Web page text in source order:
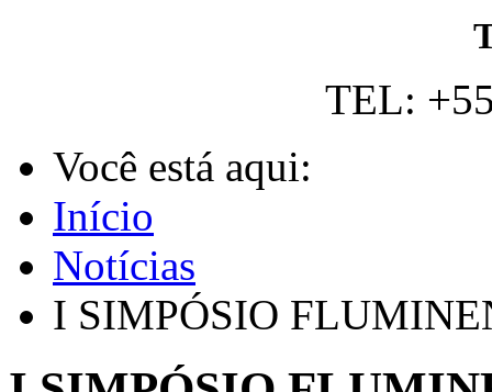
TEL:
Você está aqui:
Início
Notícias
I SIMPÓSIO